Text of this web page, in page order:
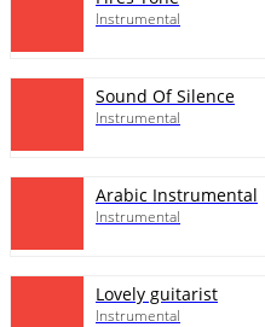
Instrumental
Sound Of Silence
Instrumental
Arabic Instrumental
Instrumental
Lovely guitarist
Instrumental